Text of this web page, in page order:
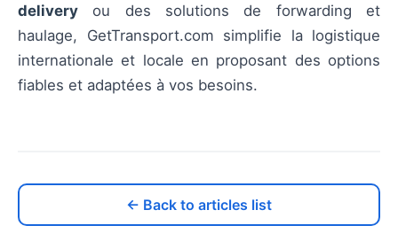
delivery ou des solutions de forwarding et
haulage, GetTransport.com simplifie la logistique
internationale et locale en proposant des options
fiables et adaptées à vos besoins.
← Back to articles list